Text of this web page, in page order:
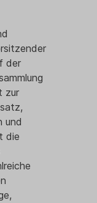
der
zur
und
die